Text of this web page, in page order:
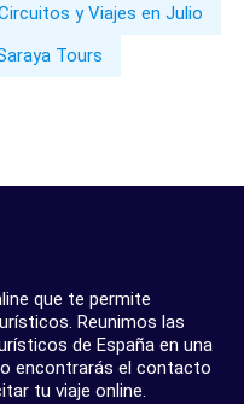
y Viajes en Julio
Tours
que te permite
Reunimos las
de España en una
encontrarás el contacto
tu viaje online.